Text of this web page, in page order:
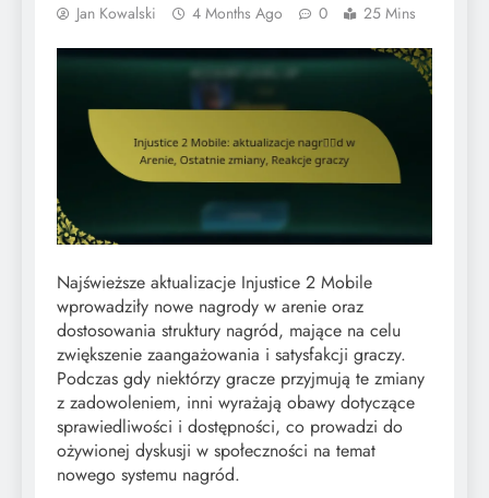
Jan Kowalski 4 Months Ago 0 25 Mins
Najświeższe aktualizacje Injustice 2 Mobile
wprowadziły nowe nagrody w arenie oraz
dostosowania struktury nagród, mające na celu
zwiększenie zaangażowania i satysfakcji graczy.
Podczas gdy niektórzy gracze przyjmują te zmiany
z zadowoleniem, inni wyrażają obawy dotyczące
sprawiedliwości i dostępności, co prowadzi do
ożywionej dyskusji w społeczności na temat
nowego systemu nagród.